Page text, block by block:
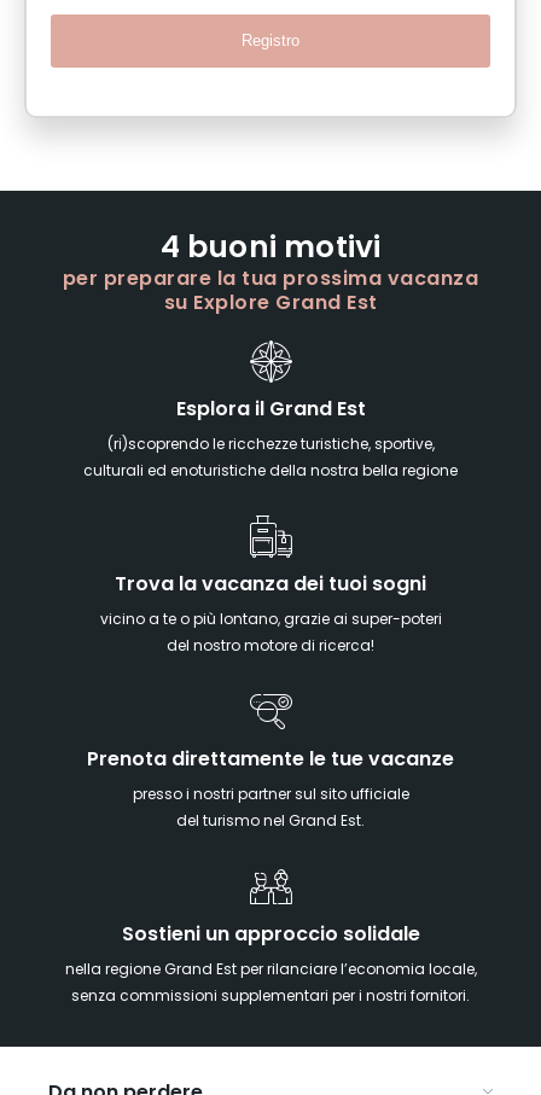
Registro
4 buoni motivi
per preparare la tua prossima vacanza
su Explore Grand Est
Esplora il Grand Est
(ri)scoprendo le ricchezze turistiche, sportive,
culturali ed enoturistiche della nostra bella regione
Trova la vacanza dei tuoi sogni
vicino a te o più lontano, grazie ai super-poteri
del nostro motore di ricerca!
Prenota direttamente le tue vacanze
presso i nostri partner sul sito ufficiale
del turismo nel Grand Est.
Sostieni un approccio solidale
nella regione Grand Est per rilanciare l’economia locale,
senza commissioni supplementari per i nostri fornitori.